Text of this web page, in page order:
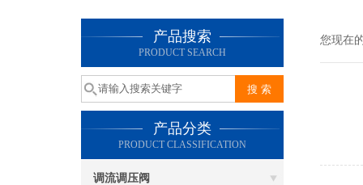
产品搜索
PRODUCT SEARCH
产品分类
PRODUCT CLASSIFICATION
调流调压阀
您现在